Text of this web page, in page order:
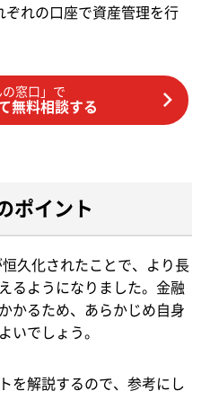
ぞれの口座で資産管理を行
の窓口」で
無料相談する
ポイント
久化されたことで、より長
るようになりました。金融
かるため、あらかじめ自身
いでしょう。
を解説するので、参考にし